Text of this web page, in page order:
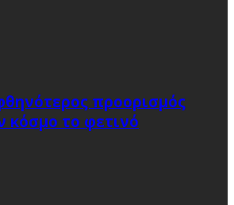
προορισμός
κόσμο το φετινό